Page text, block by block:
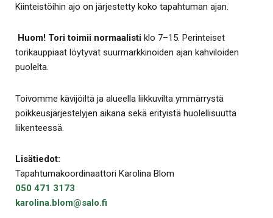
Kiinteistöihin ajo on järjestetty koko tapahtuman ajan.
Huom! Tori toimii normaalisti klo 7–15. Perinteiset
torikauppiaat löytyvät suurmarkkinoiden ajan kahviloiden
puolelta.
Toivomme kävijöiltä ja alueella liikkuvilta ymmärrystä
poikkeusjärjestelyjen aikana sekä erityistä huolellisuutta
liikenteessä.
Lisätiedot:
Tapahtumakoordinaattori Karolina Blom
050 471 3173
karolina.blom@salo.fi